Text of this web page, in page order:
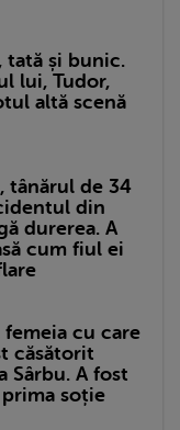
tată și bunic.
lui, Tudor,
altă scenă
tânărul de 34
din
durerea. A
cum fiul ei
femeia cu care
căsătorit
Sârbu. A fost
soție